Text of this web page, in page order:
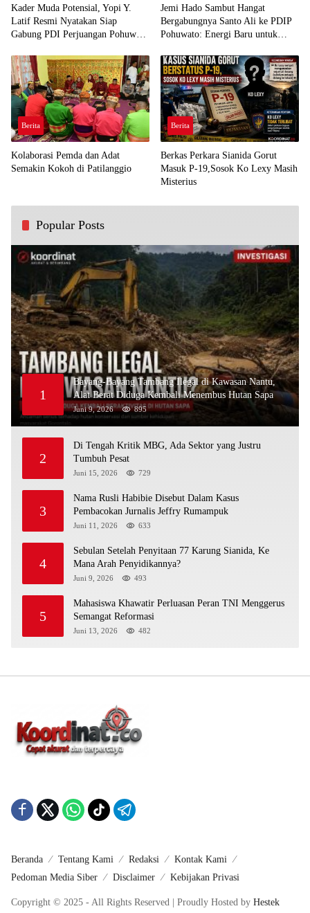
Kader Muda Potensial, Yopi Y.
Latif Resmi Nyatakan Siap
Gabung PDI Perjuangan Pohuwato
Jemi Hado Sambut Hangat
Bergabungnya Santo Ali ke PDIP
Pohuwato: Energi Baru untuk
Berita
Kolaborasi Pemda dan Adat
Semakin Kokoh di Patilanggio
Berita
Berkas Perkara Sianida Gorut
Masuk P-19,Sosok Ko Lexy Masih
Misterius
Popular Posts
1
Bayang-Bayang Tambang Ilegal di Kawasan Nantu,
Alat Berat Diduga Kembali Menembus Hutan Sapa
Juni 9, 2026 895
2
Di Tengah Kritik MBG, Ada Sektor yang Justru
Tumbuh Pesat
Juni 15, 2026 729
3
Nama Rusli Habibie Disebut Dalam Kasus
Pembacokan Jurnalis Jeffry Rumampuk
Juni 11, 2026 633
4
Sebulan Setelah Penyitaan 77 Karung Sianida, Ke
Mana Arah Penyidikannya?
Juni 9, 2026 493
5
Mahasiswa Khawatir Perluasan Peran TNI Menggerus
Semangat Reformasi
Juni 13, 2026 482
Beranda Tentang Kami Redaksi
Kontak Kami
Pedoman Media Siber
Disclaimer Kebijakan Privasi
Copyright © 2025 - All Rights Reserved | Proudly Hosted by Hestek